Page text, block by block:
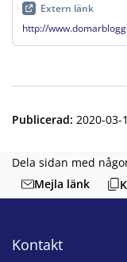
Extern länk
http://
Publicerad: 2020-03-
Dela sidan med
Mejla länk
Kontakt